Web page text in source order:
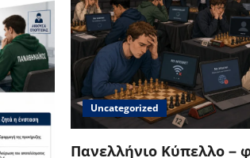
Uncategorized
Πανελλήνιο Κύπελλο –